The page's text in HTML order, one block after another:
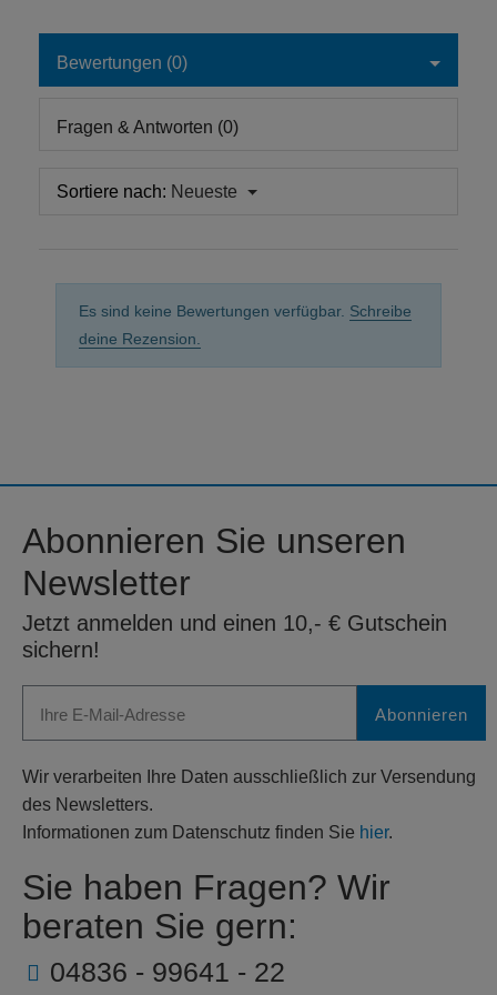
Bewertungen (0)
Fragen & Antworten (0)
Sortiere nach: Neueste
Es sind keine Bewertungen verfügbar. Schreibe
deine Rezension.
Abonnieren Sie unseren
Newsletter
Jetzt anmelden und einen 10,- € Gutschein
sichern!
Abonnieren
Wir verarbeiten Ihre Daten ausschließlich zur Versendung
des Newsletters.
Informationen zum Datenschutz finden Sie hier.
Sie haben Fragen? Wir
beraten Sie gern:
04836 - 99641 - 22